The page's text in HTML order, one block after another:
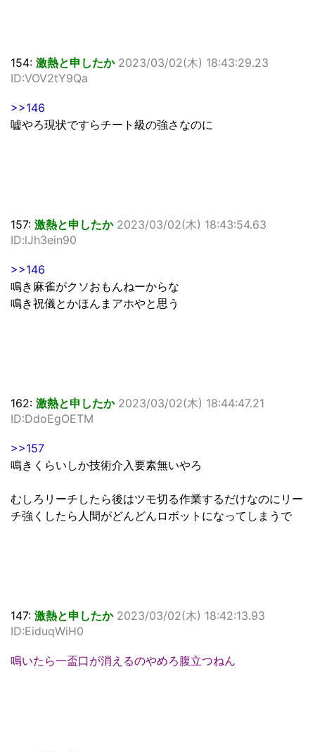
154: 激熱と申したか 2023/03/02(木) 18:43:29.23
ID:VOV2tY9Qa
>>146
嘘やろ現状ですらチート級の強さなのに
157: 激熱と申したか 2023/03/02(木) 18:43:54.63
ID:lJh3ein90
>>146
鳴き麻雀がクソおもんねーからな
鳴き祝儀とかほんまアホやと思う
162: 激熱と申したか 2023/03/02(木) 18:44:47.21
ID:DdoEgOETM
>>157
鳴きくらいしか技術介入要素無いやろ
むしろリーチしたら後はツモ切る作業するだけなのにリー
チ強くしたら人間がどんどんロボットになってしまうで
147: 激熱と申したか 2023/03/02(木) 18:42:13.93
ID:EiduqWiH0
鳴いたら一盃口が消えるのやめろ腹立つねん